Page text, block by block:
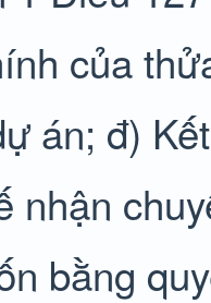
của
án; đ)
nhận
bằng